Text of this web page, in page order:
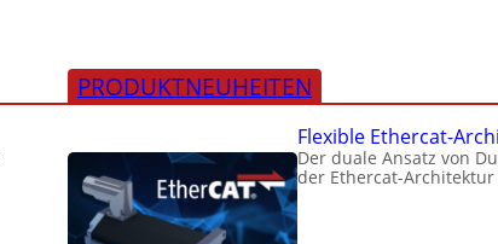
PRODUKTNEUHEITEN
Flexible Ethercat-
Der duale Ansatz von
der Ethercat-